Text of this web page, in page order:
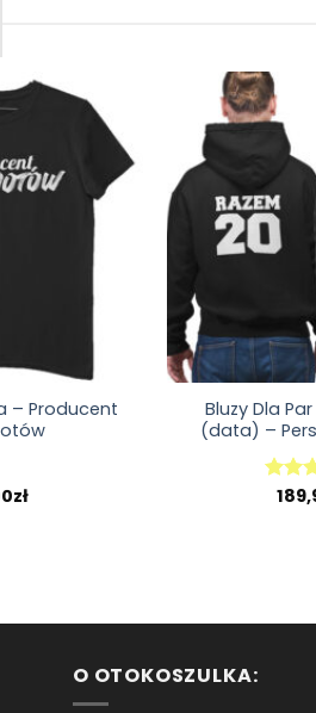
– Producent
zł
Bluzy Dla
(data) –
O OTOKOSZULKA: